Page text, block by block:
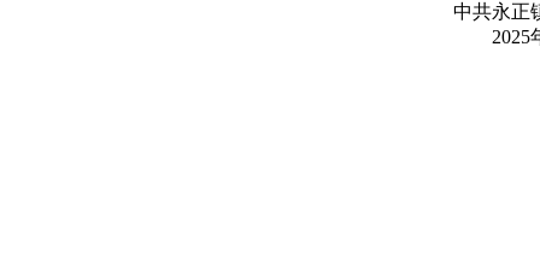
中共永正
2025